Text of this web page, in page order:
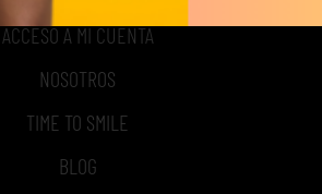
ACCESO A MI CUENTA
NOSOTROS
TIME TO SMILE
BLOG